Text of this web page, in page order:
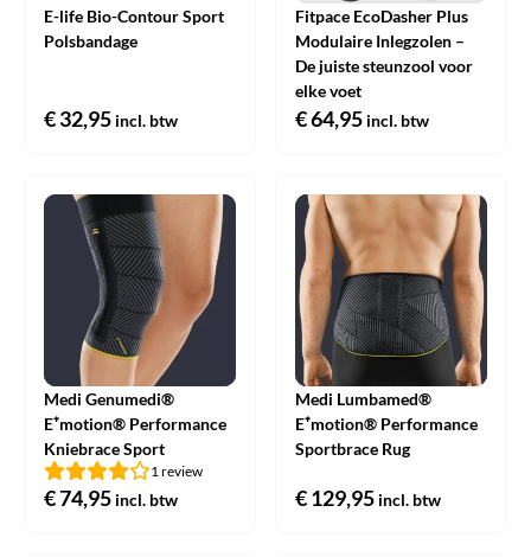
E-life Bio-Contour Sport
Polsbandage
€32,95 incl. btw
Fitpace EcoDasher Plus
Modulaire Inlegzolen –
De juiste steunzool voor
elke voet
€64,95 incl. btw
Medi Genumedi®
E⁺motion® Performance
Kniebrace Sport
1 review
€74,95 incl. btw
Medi Lumbamed®
E⁺motion® Performance
Sportbrace Rug
€129,95 incl. btw